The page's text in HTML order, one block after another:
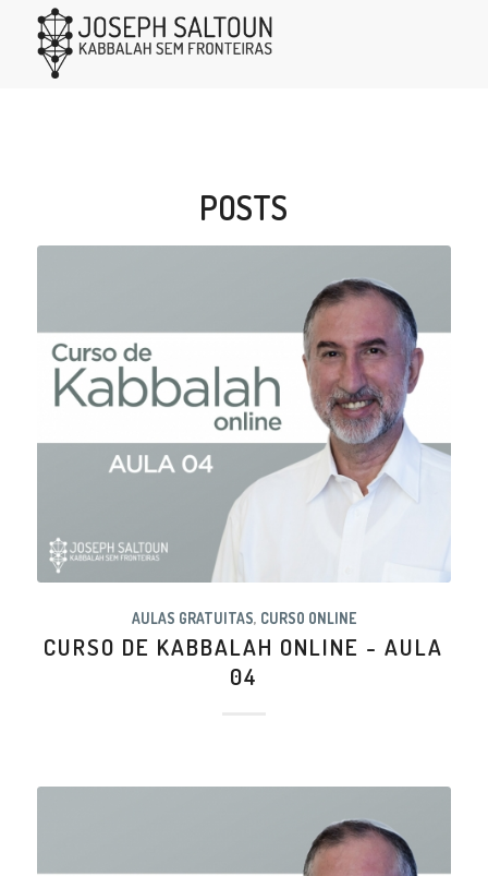
POSTS
AULAS GRATUITAS, CURSO ONLINE
CURSO DE KABBALAH ONLINE - AULA
04